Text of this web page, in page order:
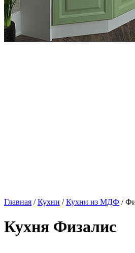
Главная /Кухни /Кухни из МДФ /
Кухня Физалис